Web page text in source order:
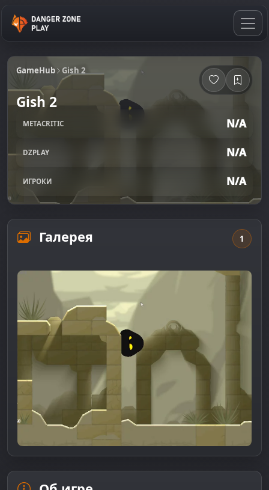
GameHub Gish 2
Gish 2
METACRITIC N/A
DZPLAY N/A
ИГРОКИ N/A
Галерея 1